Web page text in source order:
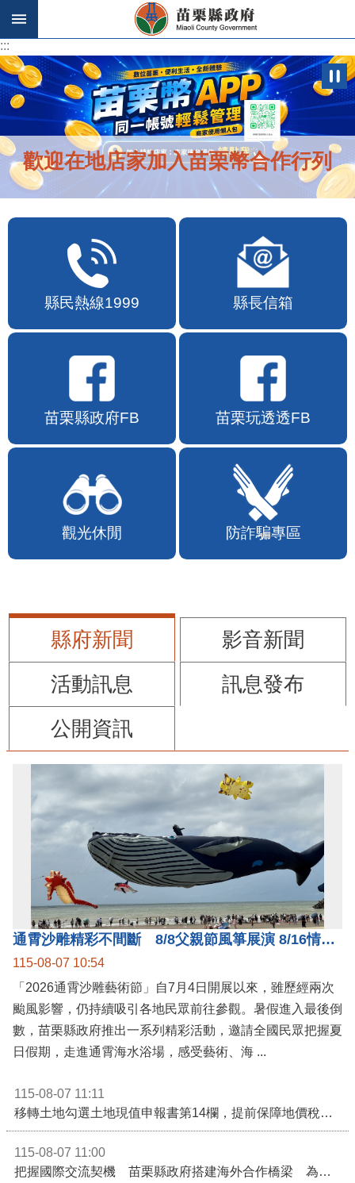
跳到主要內容區塊
:::
:::
歡迎在地店家加入苗栗幣合作行列
縣民熱線1999 縣長信箱
苗栗縣政府FB 苗栗玩透透FB
觀光休閒 防詐騙專區
縣府新聞
影音新聞
活動訊息
訊息發布
公開資訊
通霄沙雕精彩不間斷 8/8父親節風箏展演 8/16情人節66對浪漫挑戰送好禮
115-08-07 10:54
「2026通霄沙雕藝術節」自7月4日開展以來，雖歷經兩次
颱風影響，仍持續吸引各地民眾前往參觀。暑假進入最後倒
數，苗栗縣政府推出一系列精彩活動，邀請全國民眾把握夏
日假期，走進通霄海水浴場，感受藝術、海 ...
115-08-07 11:11
移轉土地勾選土地現值申報書第14欄，提前保障地價稅節稅權益
115-08-07 11:00
把握國際交流契機 苗栗縣政府搭建海外合作橋梁 為在地產業爭取更多國際市場機會